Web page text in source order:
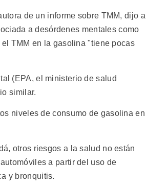
de un informe sobre TMM, dijo a
a desórdenes mentales como
TMM en la gasolina "tiene pocas
(EPA, el ministerio de salud
similar.
niveles de consumo de gasolina en
otros riesgos a la salud no están
a partir del uso de
y bronquitis.